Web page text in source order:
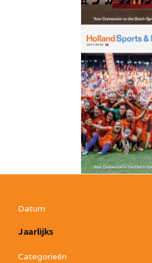
Datum
Jaarlijks
Categorieën